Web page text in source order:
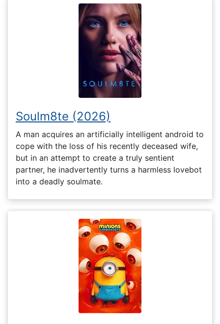
Soulm8te (2026)
A man acquires an artificially intelligent android to
cope with the loss of his recently deceased wife,
but in an attempt to create a truly sentient
partner, he inadvertently turns a harmless lovebot
into a deadly soulmate.